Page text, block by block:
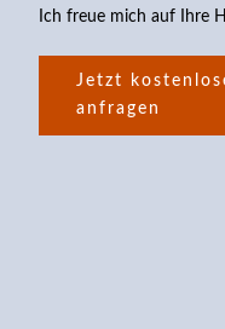
Ich freue mich auf Ihre
Jetzt
anfragen